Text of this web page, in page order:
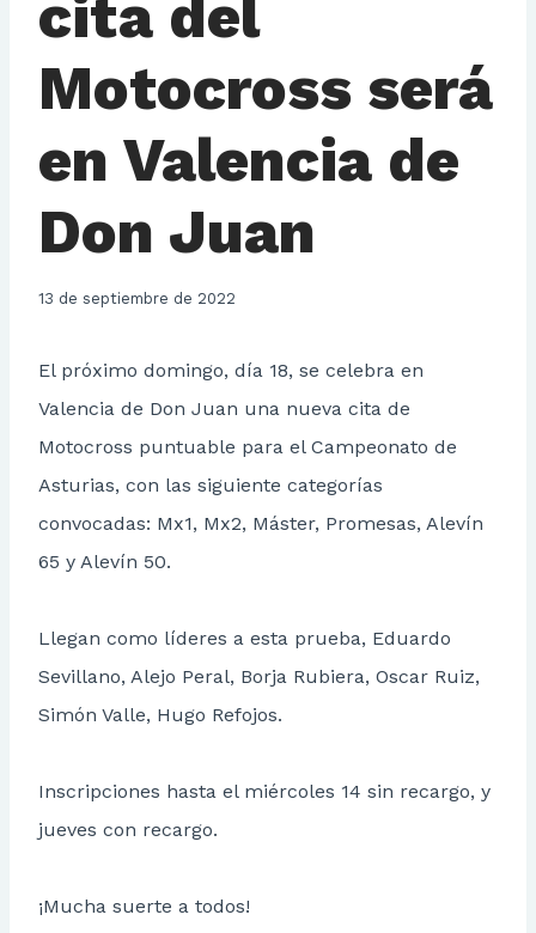
cita del
Motocross será
en Valencia de
Don Juan
13 de septiembre de 2022
El próximo domingo, día 18, se celebra en
Valencia de Don Juan una nueva cita de
Motocross puntuable para el Campeonato de
Asturias, con las siguiente categorías
convocadas: Mx1, Mx2, Máster, Promesas, Alevín
65 y Alevín 50.
Llegan como líderes a esta prueba, Eduardo
Sevillano, Alejo Peral, Borja Rubiera, Oscar Ruiz,
Simón Valle, Hugo Refojos.
Inscripciones hasta el miércoles 14 sin recargo, y
jueves con recargo.
¡Mucha suerte a todos!